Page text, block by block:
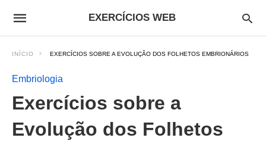
EXERCÍCIOS WEB
INÍCIO EXERCÍCIOS SOBRE A EVOLUÇÃO DOS FOLHETOS EMBRIONÁRIOS
Embriologia
Exercícios sobre a
Evolução dos Folhetos